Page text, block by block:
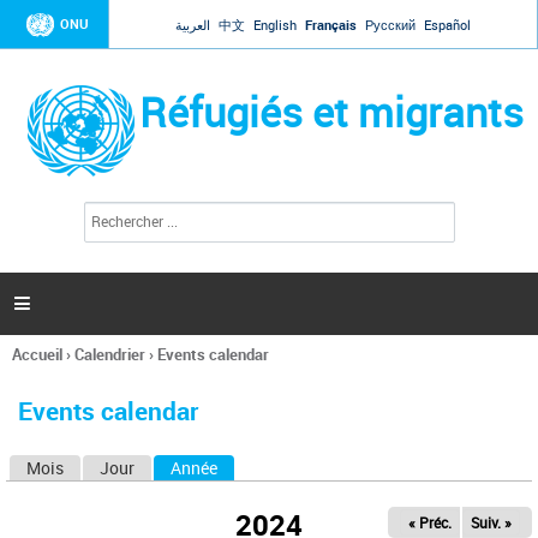
Jump to navigation
ONU العربية 中文 English Français Русский Español
Réfugiés et migrants
l
c
h
e

Vous
ici
Accueil›Calendrier› Events calendar
Events calendar
Mois Jour Année
2024 « Préc. Suiv. »